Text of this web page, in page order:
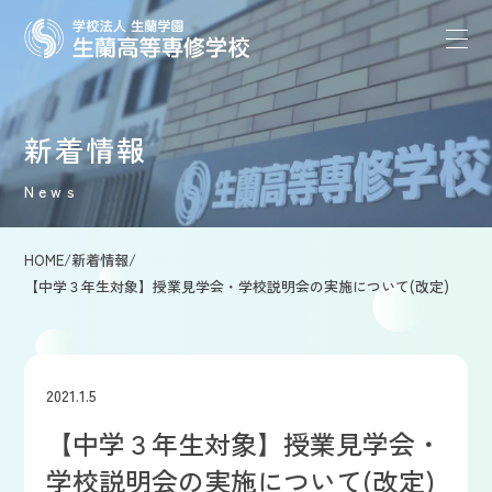
新着情報
News
HOME/新着情報/
【中学３年生対象】授業見学会・学校説明会の実施について(改定)
2021.1.5
【中学３年生対象】授業見学会・
学校説明会の実施について(改定)